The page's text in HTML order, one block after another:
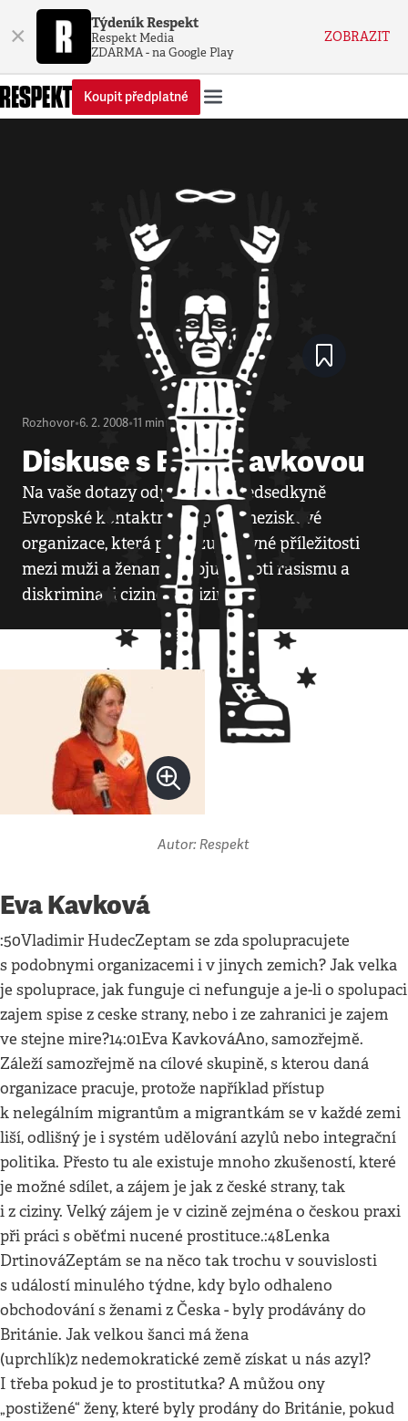
× Týdeník Respekt
Respekt Media
ZDARMA - na Google Play
ZOBRAZIT
Koupit předplatné
Rozhovor•6. 2. 2008•11 minut
Diskuse s Evou Kavkovou
Na vaše dotazy odpovídala předsedkyně
Evropské kontaktní skupiny - neziskové
organizace, která prosazuje rovné příležitosti
mezi muži a ženami a bojuje proti rasismu a
diskriminaci cizinek a cizinců.
Autor: Respekt
Eva Kavková
:50Vladimir HudecZeptam se zda spolupracujete
s podobnymi organizacemi i v jinych zemich? Jak velka
je spoluprace, jak funguje ci nefunguje a je-li o spolupaci
zajem spise z ceske strany, nebo i ze zahranici je zajem
ve stejne mire?14:01Eva KavkováAno, samozřejmě.
Záleží samozřejmě na cílové skupině, s kterou daná
organizace pracuje, protože například přístup
k nelegálním migrantům a migrantkám se v každé zemi
liší, odlišný je i systém udělování azylů nebo integrační
politika. Přesto tu ale existuje mnoho zkušeností, které
je možné sdílet, a zájem je jak z české strany, tak
i z ciziny. Velký zájem je v cizině zejména o českou praxi
při práci s oběťmi nucené prostituce.:48Lenka
DrtinováZeptám se na něco tak trochu v souvislosti
s událostí minulého týdne, kdy bylo odhaleno
obchodování s ženami z Česka - byly prodávány do
Británie. Jak velkou šanci má žena
(uprchlík)z nedemokratické země získat u nás azyl?
I třeba pokud je to prostitutka? A můžou ony
„postižené“ ženy, které byly prodány do Británie, pokud